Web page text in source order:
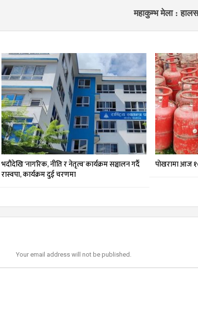
महाकुम्भ मेला :
भदौदेखि ‘नागरिक, नीति र नेतृत्व’ कार्यक्रम सञ्चालन गर्दै
रास्वपा, कार्यक्रम दुई चरणमा
पोखरामा आज
Your email address will not be published.